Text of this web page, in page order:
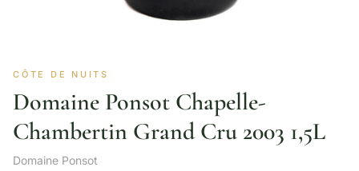
CÔTE DE NUITS
Domaine Ponsot Chapelle-
Chambertin Grand Cru 2003 1,5L
Domaine Ponsot